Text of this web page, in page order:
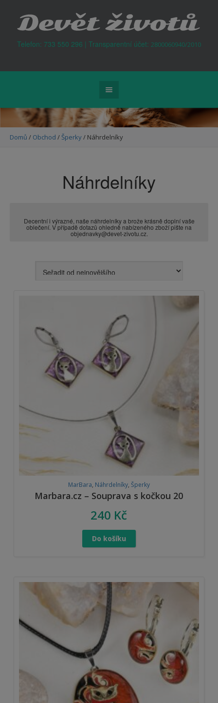
Telefon: 733 550 296 | Transparentní účet: 2800060940/2010
Domů / Obchod /Šperky/ Náhrdelníky
Náhrdelníky
Decentní i výrazné, naše náhrdelníky a brože krásně doplní vaše
oblečení. V případě dotazů ohledně nabízeného zboží pište na
objednavky@devet-zivotu.cz.
MarBara, Náhrdelníky, Šperky
Marbara.cz – Souprava s kočkou 20
240 Kč
Do košíku